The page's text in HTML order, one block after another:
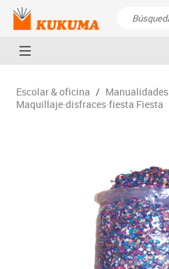
Escolar & oficina / Manualidades
Maquillaje·disfraces·fiesta Fiesta